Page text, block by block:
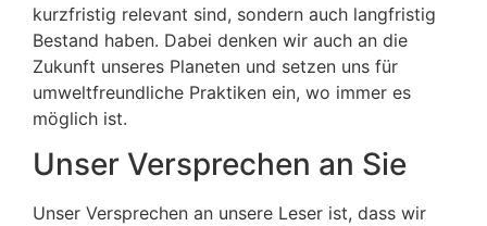
kurzfristig relevant sind, sondern auch langfristig
Bestand haben. Dabei denken wir auch an die
Zukunft unseres Planeten und setzen uns für
umweltfreundliche Praktiken ein, wo immer es
möglich ist.
Unser Versprechen an Sie
Unser Versprechen an unsere Leser ist, dass wir